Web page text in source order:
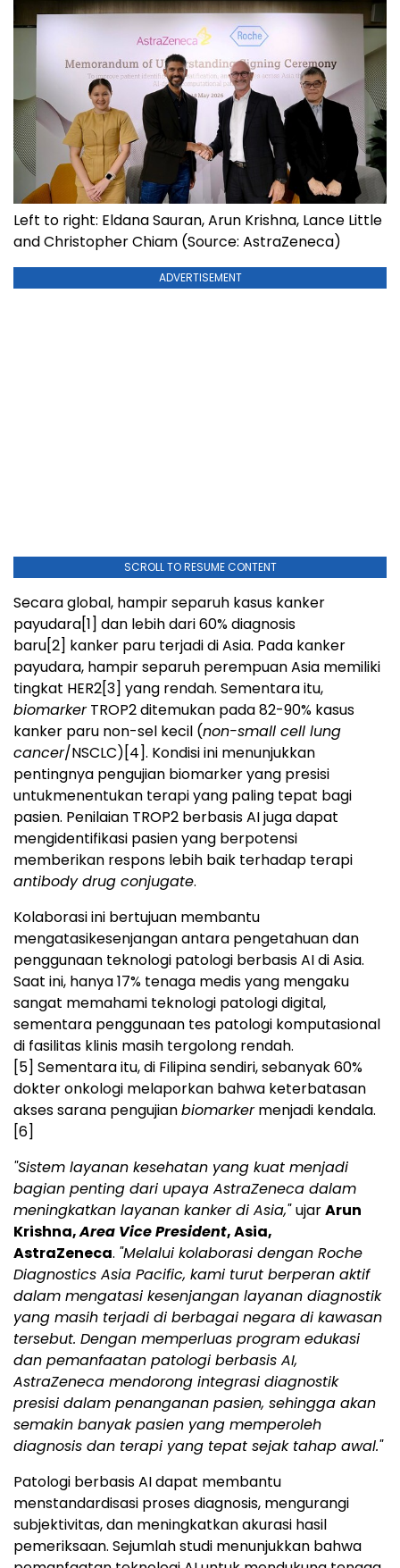
Left to right: Eldana Sauran, Arun Krishna, Lance Little
and Christopher Chiam (Source: AstraZeneca)
ADVERTISEMENT
SCROLL TO RESUME CONTENT
Secara global, hampir separuh kasus kanker
payudara[1] dan lebih dari 60% diagnosis
baru[2] kanker paru terjadi di Asia. Pada kanker
payudara, hampir separuh perempuan Asia memiliki
tingkat HER2[3] yang rendah. Sementara itu,
biomarkerTROP2 ditemukan pada 82-90% kasus
kanker paru non-sel kecil (non-small cell lung
cancer/NSCLC)[4]. Kondisi ini menunjukkan
pentingnya pengujian biomarker yang presisi
untukmenentukan terapi yang paling tepat bagi
pasien. Penilaian TROP2 berbasis AI juga dapat
mengidentifikasi pasien yang berpotensi
memberikan respons lebih baik terhadap terapi
antibody drug conjugate.
Kolaborasi ini bertujuan membantu
mengatasikesenjangan antara pengetahuan dan
penggunaan teknologi patologi berbasis AI di Asia.
Saat ini, hanya 17% tenaga medis yang mengaku
sangat memahami teknologi patologi digital,
sementara penggunaan tes patologi komputasional
di fasilitas klinis masih tergolong rendah.
[5] Sementara itu, di Filipina sendiri, sebanyak 60%
dokter onkologi melaporkan bahwa keterbatasan
akses sarana pengujianbiomarkermenjadi kendala.
[6]
"Sistem layanan kesehatan yang kuat menjadi
bagian penting dari upaya AstraZeneca dalam
meningkatkan layanan kanker di Asia,"ujarArun
Krishna,Area Vice President, Asia,
AstraZeneca. "Melalui kolaborasi dengan Roche
Diagnostics Asia Pacific, kami turut berperan aktif
dalam mengatasi kesenjangan layanan diagnostik
yang masih terjadi di berbagai negara di kawasan
tersebut. Dengan memperluas program edukasi
dan pemanfaatan patologi berbasis AI,
AstraZeneca mendorong integrasi diagnostik
presisi dalam penanganan pasien, sehingga akan
semakin banyak pasien yang memperoleh
diagnosis dan terapi yang tepat sejak tahap awal."
Patologi berbasis AI dapat membantu
menstandardisasi proses diagnosis, mengurangi
subjektivitas, dan meningkatkan akurasi hasil
pemeriksaan. Sejumlah studi menunjukkan bahwa